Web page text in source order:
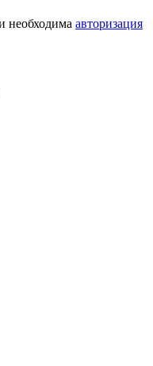
необходима авторизация